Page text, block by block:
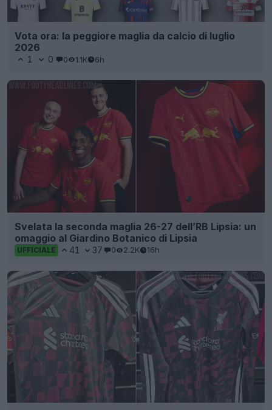
Vota ora: la peggiore maglia da calcio di luglio
2026
1 0 0 1.1K 6h
Svelata la seconda maglia 26-27 dell’RB Lipsia: un
omaggio al Giardino Botanico di Lipsia
UFFICIALE 41 37 0 2.2K 16h